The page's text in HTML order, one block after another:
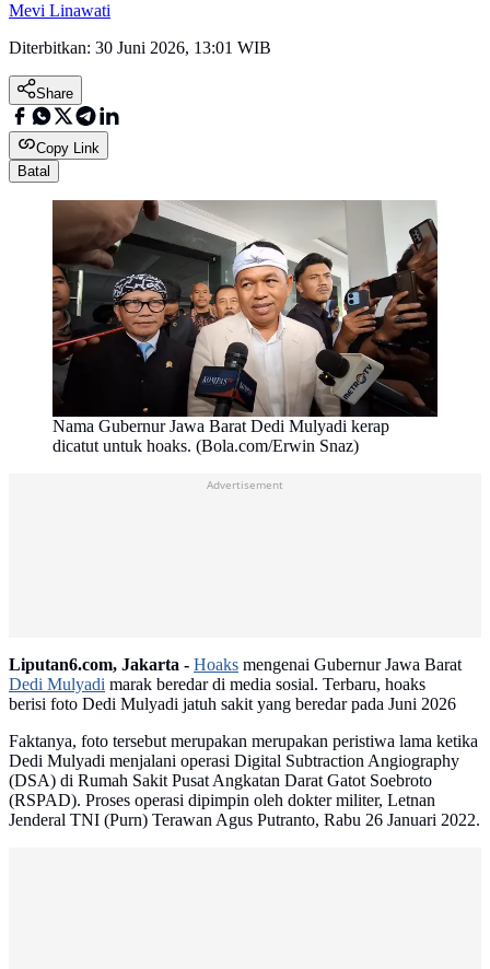
Mevi Linawati
Diterbitkan: 30 Juni 2026, 13:01 WIB
Share
Copy Link
Batal
Nama Gubernur Jawa Barat Dedi Mulyadi kerap
dicatut untuk hoaks. (Bola.com/Erwin Snaz)
Advertisement
Liputan6.com, Jakarta - Hoaks mengenai Gubernur Jawa Barat
Dedi Mulyadi marak beredar di media sosial. Terbaru, hoaks
berisi foto Dedi Mulyadi jatuh sakit yang beredar pada Juni 2026
Faktanya, foto tersebut merupakan merupakan peristiwa lama ketika
Dedi Mulyadi menjalani operasi Digital Subtraction Angiography
(DSA) di Rumah Sakit Pusat Angkatan Darat Gatot Soebroto
(RSPAD). Proses operasi dipimpin oleh dokter militer, Letnan
Jenderal TNI (Purn) Terawan Agus Putranto, Rabu 26 Januari 2022.